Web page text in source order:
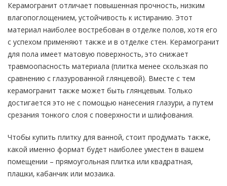
Керамогранит отличает повышенная прочность, низким
влагопоглощением, устойчивость к истиранию. Этот
материал наиболее востребован в отделке полов, хотя его
с успехом применяют также и в отделке стен. Керамогранит
для пола имеет матовую поверхность, это снижает
травмоопасность материала (плитка менее скользкая по
сравнению с глазурованной глянцевой). Вместе с тем
керамогранит также может быть глянцевым. Только
достигается это не с помощью нанесения глазури, а путем
срезания тонкого слоя с поверхности и шлифования.
Чтобы купить плитку для ванной, стоит продумать также,
какой именно формат будет наиболее уместен в вашем
помещении – прямоугольная плитка или квадратная,
плашки, кабанчик или мозаика.